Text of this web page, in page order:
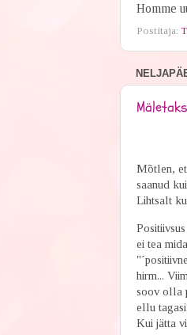
Homme
Postitaja:
Mõtlen, et
saanud
Lihtsalt
ei tea
hirm...
soov olla
ellu
Kui jätta